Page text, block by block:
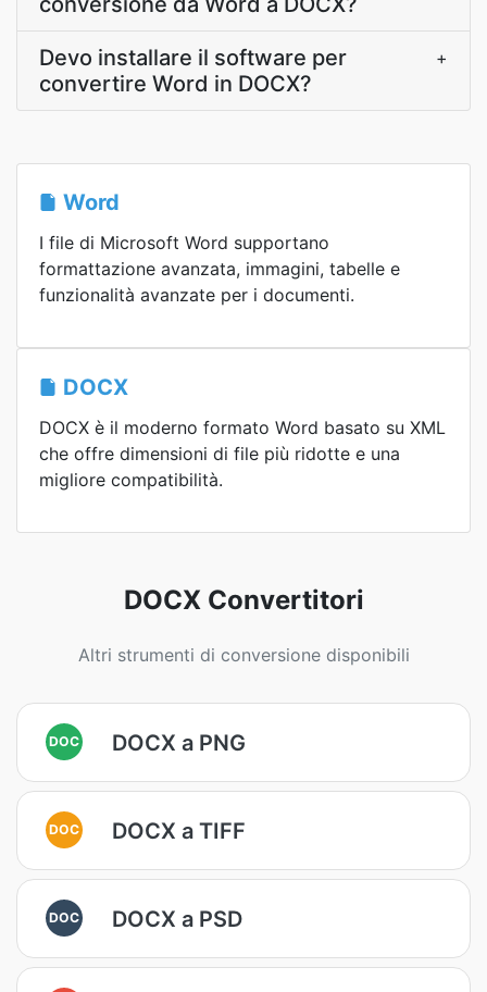
Devo installare il software per
convertire Word in DOCX?
+
Word
I file di Microsoft Word supportano
formattazione avanzata, immagini, tabelle e
funzionalità avanzate per i documenti.
DOCX
DOCX è il moderno formato Word basato su XML
che offre dimensioni di file più ridotte e una
migliore compatibilità.
DOCX Convertitori
Altri strumenti di conversione disponibili
DOC DOCX a PNG
DOC DOCX a TIFF
DOC DOCX a PSD